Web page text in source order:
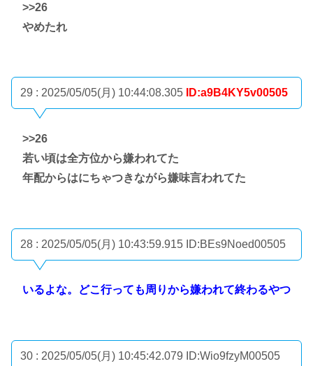
>>26
やめたれ
29 : 2025/05/05(月) 10:44:08.305 ID:a9B4KY5v00505
>>26
若い頃は全方位から嫌われてた
年配からはにちゃつきながら嫌味言われてた
28 : 2025/05/05(月) 10:43:59.915 ID:BEs9Noed00505
いるよな。どこ行っても周りから嫌われて終わるやつ
30 : 2025/05/05(月) 10:45:42.079 ID:Wio9fzyM00505